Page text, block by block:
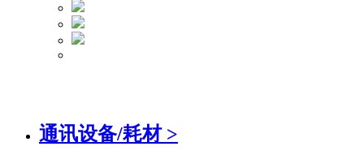
通讯设备/耗材 >